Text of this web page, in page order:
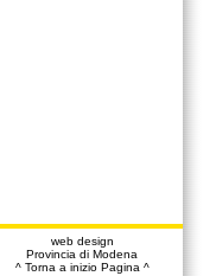
web design
Provincia di Modena
^ Torna a inizio Pagina ^